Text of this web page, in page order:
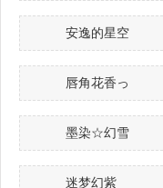
安逸的星空
唇角花香っ
墨染☆幻雪
迷梦幻紫